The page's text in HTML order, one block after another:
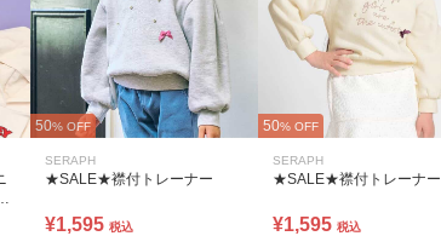
50% OFF
SERAPH
★SALE★襟付トレーナー
¥1,595 税込
50% OFF
SERAPH
★SALE★襟付トレーナー
¥1,595 税込